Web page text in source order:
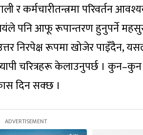
र कर्मचारीतन्त्रमा परिवर्तन
पनि आफू रूपान्तरण हुनुपर्ने
निरपेक्ष रूपमा खोजेर पाइँदैन,
चरित्रहरू केलाउनुपर्छ । कुन–कुन
दिन सक्छ ।